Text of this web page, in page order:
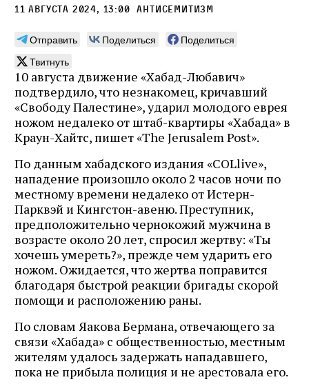
11 августа 2024, 13:00 антисемитизм
Отправить Поделиться
Поделиться
Твитнуть
10 августа движение «Хабад-Любавич»
подтвердило, что незнакомец, кричавший
«Свободу Палестине», ударил молодого еврея
ножом недалеко от штаб-квартиры «Хабада» в
Краун-Хайтс, пишет «The Jerusalem Post».
По данным хабадского издания «COLlive»,
нападение произошло около 2 часов ночи по
местному времени недалеко от Истерн-
Парквэй и Кингстон-авеню. Преступник,
предположительно чернокожий мужчина в
возрасте около 20 лет, спросил жертву: «Ты
хочешь умереть?», прежде чем ударить его
ножом. Ожидается, что жертва поправится
благодаря быстрой реакции бригады скорой
помощи и расположению раны.
По словам Яакова Бермана, отвечающего за
связи «Хабада» с общественностью, местным
жителям удалось задержать нападавшего,
пока не прибыла полиция и не арестовала его.